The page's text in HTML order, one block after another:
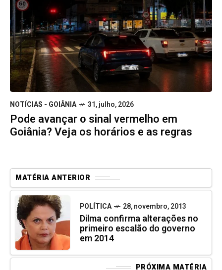
NOTÍCIAS - GOIÂNIA 31, julho, 2026
Pode avançar o sinal vermelho em
Goiânia? Veja os horários e as regras
MATÉRIA ANTERIOR
POLÍTICA 28, novembro, 2013
Dilma confirma alterações no
primeiro escalão do governo
em 2014
PRÓXIMA MATÉRIA